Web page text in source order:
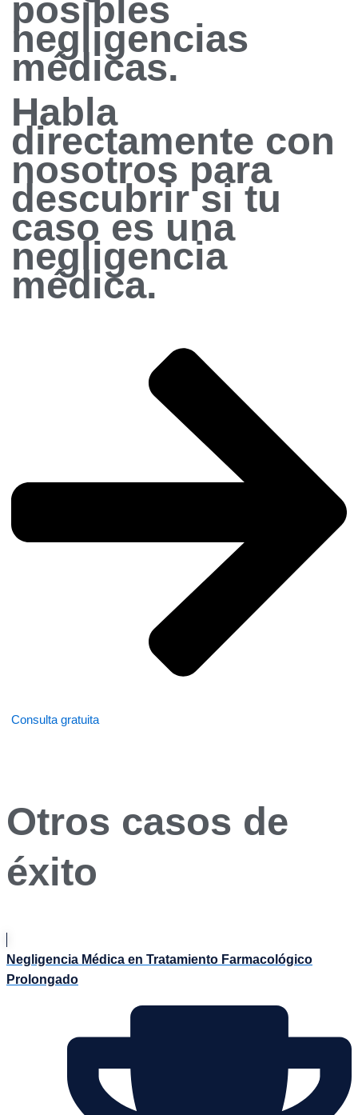
posibles
negligencias
médicas.
Habla
directamente con
nosotros para
descubrir si tu
caso es una
negligencia
médica.
Consulta gratuita
Otros casos de
éxito
Negligencia Médica en Tratamiento Farmacológico
Prolongado